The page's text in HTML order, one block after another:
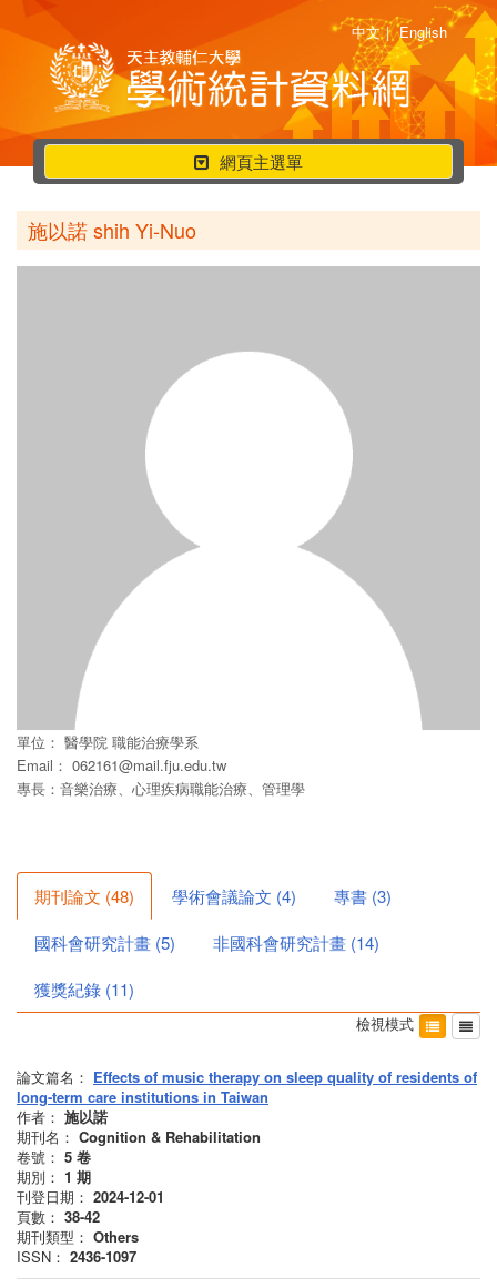
中文 | English
行
動
選
單
網頁主選單
施以諾 shih Yi-Nuo
單位： 醫學院 職能治療學系
Email： 062161@mail.fju.edu.tw
專長：音樂治療、心理疾病職能治療、管理學
期刊論文 (48) 學術會議論文 (4) 專書 (3)
國科會研究計畫 (5) 非國科會研究計畫 (14)
獲獎紀錄 (11)
檢視模式
論文篇名： Effects of music therapy on sleep quality of residents of
long-term care institutions in Taiwan
作者： 施以諾
期刊名： Cognition & Rehabilitation
卷號： 5 卷
期別： 1 期
刊登日期： 2024-12-01
頁數： 38-42
期刊類型： Others
ISSN： 2436-1097